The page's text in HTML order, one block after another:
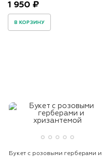
1 950 ₽
В КОРЗИНУ
Букет с розовыми герберами и